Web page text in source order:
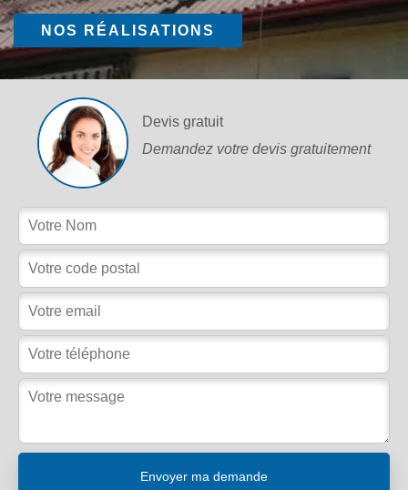
NOS RÉALISATIONS
Devis gratuit
Demandez votre devis gratuitement